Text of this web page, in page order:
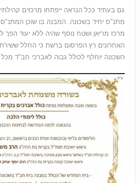
גם בעתיד ככל הנראה ייפתחו מרכזים
מתנ"ס יחיד בשכונה. המבנה בו שוכן
מרכז מריאן ושטח נוסף שהיה ללא יעוד הפך
האחרונים רץ הפרסום ברשת כי החלל
השכונה יוחלף לכולל גבוה לאברכי חב"ד